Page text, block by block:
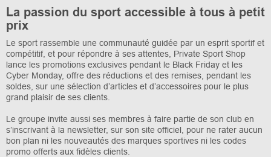
La passion du sport accessible à tous à petit
prix
Le sport rassemble une communauté guidée par un esprit sportif et
compétitif, et pour répondre à ses attentes, Private Sport Shop
lance les promotions exclusives pendant le Black Friday et les
Cyber Monday, offre des réductions et des remises, pendant les
soldes, sur une sélection d’articles et d’accessoires pour le plus
grand plaisir de ses clients.
Le groupe invite aussi ses membres à faire partie de son club en
s’inscrivant à la newsletter, sur son site officiel, pour ne rater aucun
bon plan ni les nouveautés des marques sportives ni les codes
promo offerts aux fidèles clients.